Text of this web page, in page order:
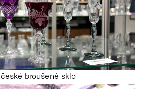
české broušené sklo